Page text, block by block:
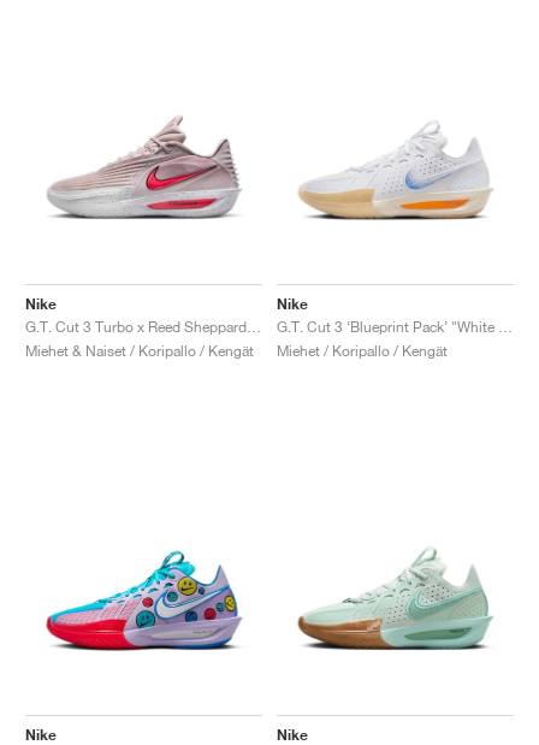
Nike
Miehet & Naiset / Koripallo / Kengät
Nike
Miehet / Koripallo / Kengät
Nike
Nike